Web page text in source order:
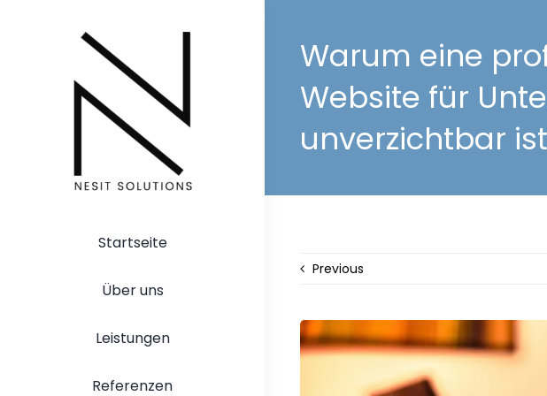
Startseite
Über uns
Leistungen
Referenzen
Warum eine
Website für
unverzichtbar ist
Previous